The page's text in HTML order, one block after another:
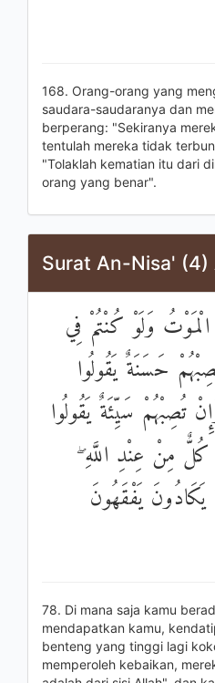
168. Orang-orang yang
saudara-saudaranya dan
berperang: "Sekiranya
tentulah mereka tidak
"Tolaklah kematian itu dari
orang yang benar".
Surat An-Nisa' (4)
الْمَوْتُ وَلَوْ كُنْتُمْ فِي
حَسَنَةٌ يَقُولُوا
تُصِبْهُمْ سَيِّئَةٌ يَقُولُوا
مِنْ عِنْدِ اللَّهِ
يَكَادُونَ يَفْقَهُونَ
78. Di mana saja kamu
mendapatkan kamu,
benteng yang tinggi lagi
memperoleh kebaikan,